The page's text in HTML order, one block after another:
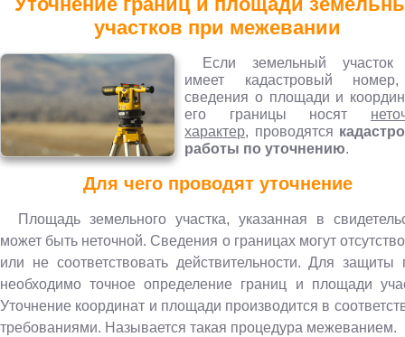
участков при межевании
Если земельный участок
имеет кадастровый
сведения о площади и
его границы носят
характер, проводятся
работы по уточнению.
Для чего проводят уточнение
Площадь земельного участка, указанная в
может быть неточной. Сведения о границах могут
или не соответствовать действительности. Для защиты
необходимо точное определение границ и площади
Уточнение координат и площади производится в
требованиями. Называется такая процедура межеванием.